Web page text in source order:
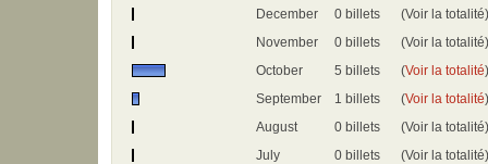
December 0 billets
(Voir la totalité)
November
0 billets
(Voir la totalité)
October
5 billets (Voir la totalité)
September
1 billets (Voir la totalité)
August
0 billets
(Voir la totalité)
July
0 billets (Voir la totalité)